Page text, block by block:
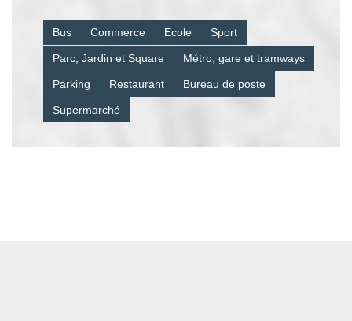
Bus Commerce Ecole Sport
Parc, Jardin et Square Métro, gare et tramways
Parking Restaurant Bureau de poste
Supermarché